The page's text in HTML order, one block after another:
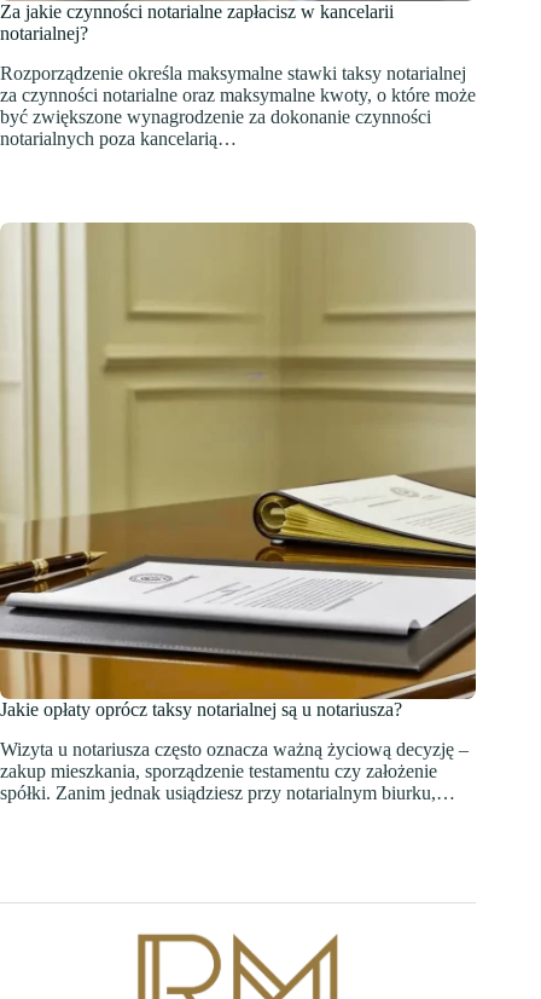
Za jakie czynności notarialne zapłacisz w kancelarii
notarialnej?
Rozporządzenie określa maksymalne stawki taksy notarialnej
za czynności notarialne oraz maksymalne kwoty, o które może
być zwiększone wynagrodzenie za dokonanie czynności
notarialnych poza kancelarią…
Jakie opłaty oprócz taksy notarialnej są u notariusza?
Wizyta u notariusza często oznacza ważną życiową decyzję –
zakup mieszkania, sporządzenie testamentu czy założenie
spółki. Zanim jednak usiądziesz przy notarialnym biurku,…